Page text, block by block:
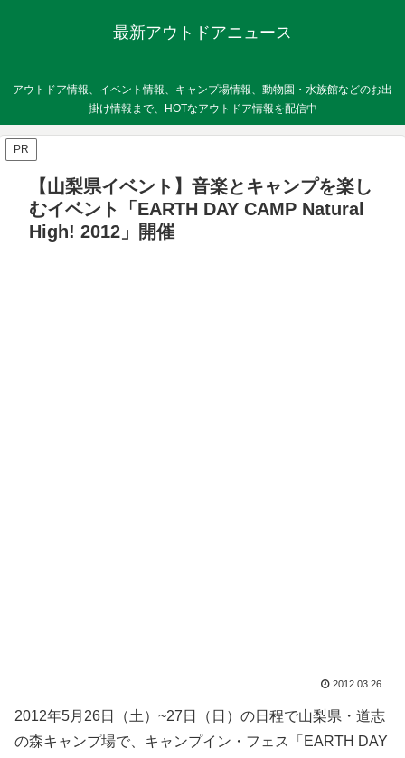
最新アウトドアニュース
アウトドア情報、イベント情報、キャンプ場情報、動物園・水族館などのお出
掛け情報まで、HOTなアウトドア情報を配信中
PR
【山梨県イベント】音楽とキャンプを楽し
むイベント「EARTH DAY CAMP Natural
High! 2012」開催
2012.03.26
2012年5月26日（土）~27日（日）の日程で山梨県・道志
の森キャンプ場で、キャンプイン・フェス「EARTH DAY